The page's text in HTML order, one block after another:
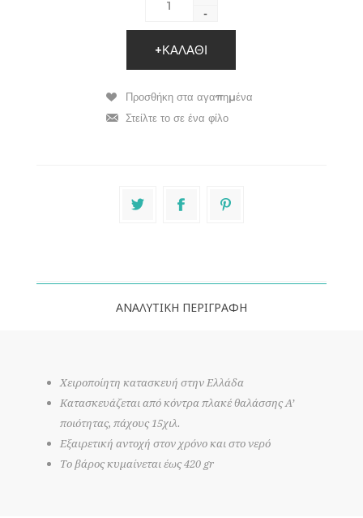
-
ΑΝΑΛΥΤΙΚΉ ΠΕΡΙΓΡΑΦΉ
Χειροποίητη κατασκευή στην Ελλάδα
Κατασκευάζεται από κόντρα πλακέ θαλάσσης Α’
ποιότητας, πάχους 15χιλ.
Εξαιρετική αντοχή στον χρόνο και στο νερό
Το βάρος κυμαίνεται έως 420 gr